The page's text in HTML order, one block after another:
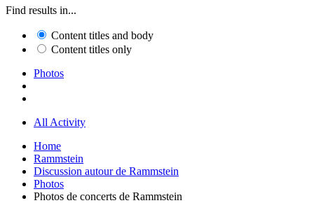
Find results in...
Content titles and body
Content titles only
Photos
All Activity
Home
Rammstein
Discussion autour de Rammstein
Photos
Photos de concerts de Rammstein